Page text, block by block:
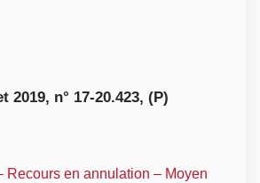
2019, n° 17-20.423, (P)
Recours en annulation – Moyen